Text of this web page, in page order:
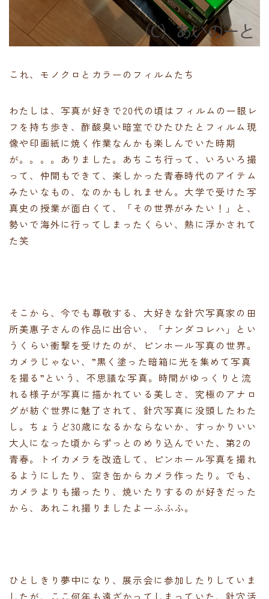
これ、モノクロとカラーのフィルムたち
わたしは、写真が好きで20代の頃はフィルムの一眼レ
フを持ち歩き、酢酸臭い暗室でひたひたとフィルム現
像や印画紙に焼く作業なんかも楽しんでいた時期
が。。。。ありました。あちこち行って、いろいろ撮
って、仲間もできて、楽しかった青春時代のアイテム
みたいなもの、なのかもしれません。大学で受けた写
真史の授業が面白くて、「その世界がみたい！」と、
勢いで海外に行ってしまったくらい、熱に浮かされて
た笑
そこから、今でも尊敬する、大好きな針穴写真家の田
所美惠子さんの作品に出合い、「ナンダコレハ」とい
うくらい衝撃を受けたのが、ピンホール写真の世界。
カメラじゃない、”黒く塗った暗箱に光を集めて写真
を撮る”という、不思議な写真。時間がゆっくりと流
れる様子が写真に描かれている美しさ、究極のアナロ
グが紡ぐ世界に魅了されて、針穴写真に没頭したわた
し。ちょうど30歳になるかならないか、すっかりいい
大人になった頃からずっとのめり込んでいた、第2の
青春。トイカメラを改造して、ピンホール写真を撮れ
るようにしたり、空き缶からカメラ作ったり。でも、
カメラよりも撮ったり、焼いたりするのが好きだった
から、あれこれ撮りましたよーふふふ。
ひとしきり夢中になり、展示会に参加したりしていま
したが、ここ何年も遠ざかってしまっていた、針穴活